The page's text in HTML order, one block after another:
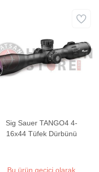
Sig Sauer TANGO4 4-
16x44 Tüfek Dürbünü
Bu ürün geçici olarak